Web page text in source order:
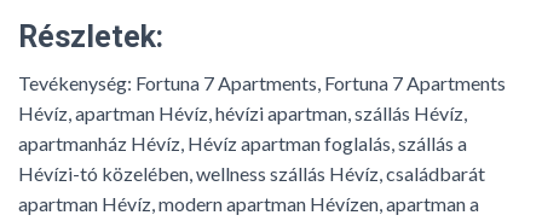
Részletek:
Tevékenység: Fortuna 7 Apartments, Fortuna 7 Apartments
Hévíz, apartman Hévíz, hévízi apartman, szállás Hévíz,
apartmanház Hévíz, Hévíz apartman foglalás, szállás a
Hévízi-tó közelében, wellness szállás Hévíz, családbarát
apartman Hévíz, modern apartman Hévízen, apartman a